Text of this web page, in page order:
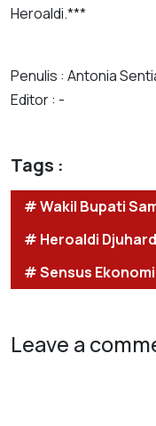
Heroaldi.***
Penulis : Antonia
Editor : -
Tags :
# Wakil Bupati
# Heroaldi
# Sensus
Leave a